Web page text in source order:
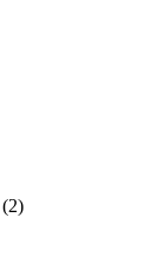
(2)